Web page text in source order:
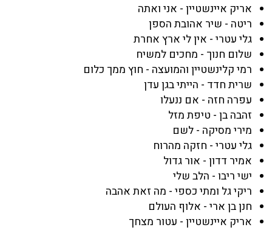
אריק איינשטיין - אני ואתה
ריטה - שיר אהובת הספן
גלי עטרי - אין לי ארץ אחרת
שלום חנוך - מחכים למשיח
רמי קלינשטיין והמועצה - חוץ ממך כלום
שרית חדד - הייתי בגן עדן
עפרה חזה - אם ננעלו
זהבה בן - טיפת מזל
מירי מסיקה - לשם
גלי עטרי - חזקה מהרוח
אמיר דדון - אור גדול
ישי ריבו - הלב שלי
ריקי גל ומתי כספי - מה זאת אהבה
חנן בן ארי - אלוף העולם
אריק איינשטיין - עטור מצחך